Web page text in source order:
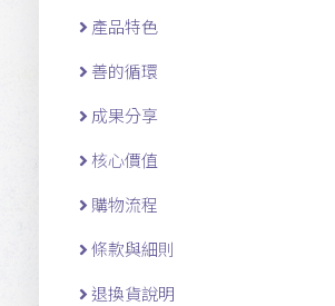
產品特色
善的循環
成果分享
核心價值
購物流程
條款與細則
退換貨說明